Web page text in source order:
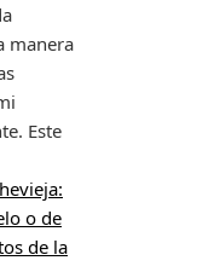
manera
Este